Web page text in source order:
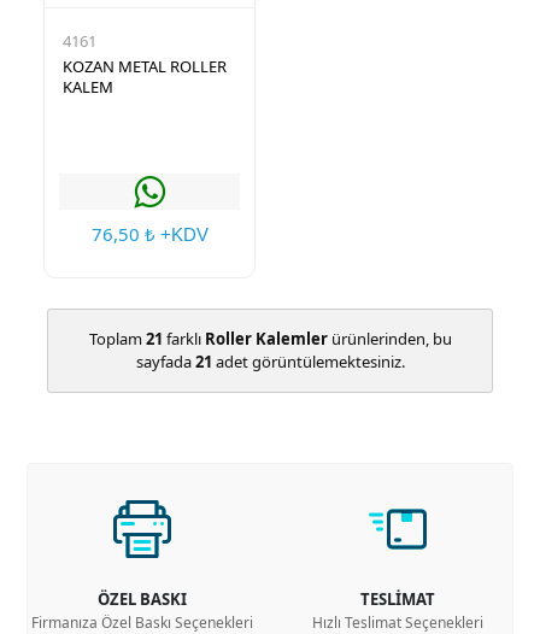
4161
KOZAN METAL ROLLER
KALEM
76,50 ₺ +KDV
Toplam21 farklı Roller Kalemlerürünlerinden, bu
sayfada21 adet görüntülemektesiniz.
ÖZEL BASKI
Firmanıza Özel Baskı Seçenekleri
TESLİMAT
Hızlı Teslimat Seçenekleri